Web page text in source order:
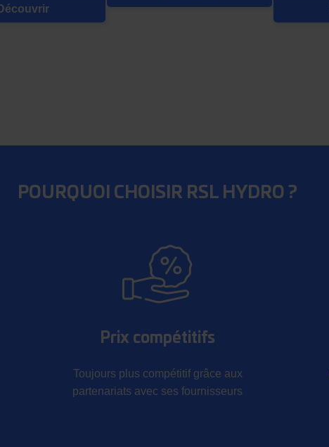
POURQUOI CHOISIR RSL HYDRO ?
Prix compétitifs
Toujours plus compétitif grâce aux
partenariats avec ses fournisseurs